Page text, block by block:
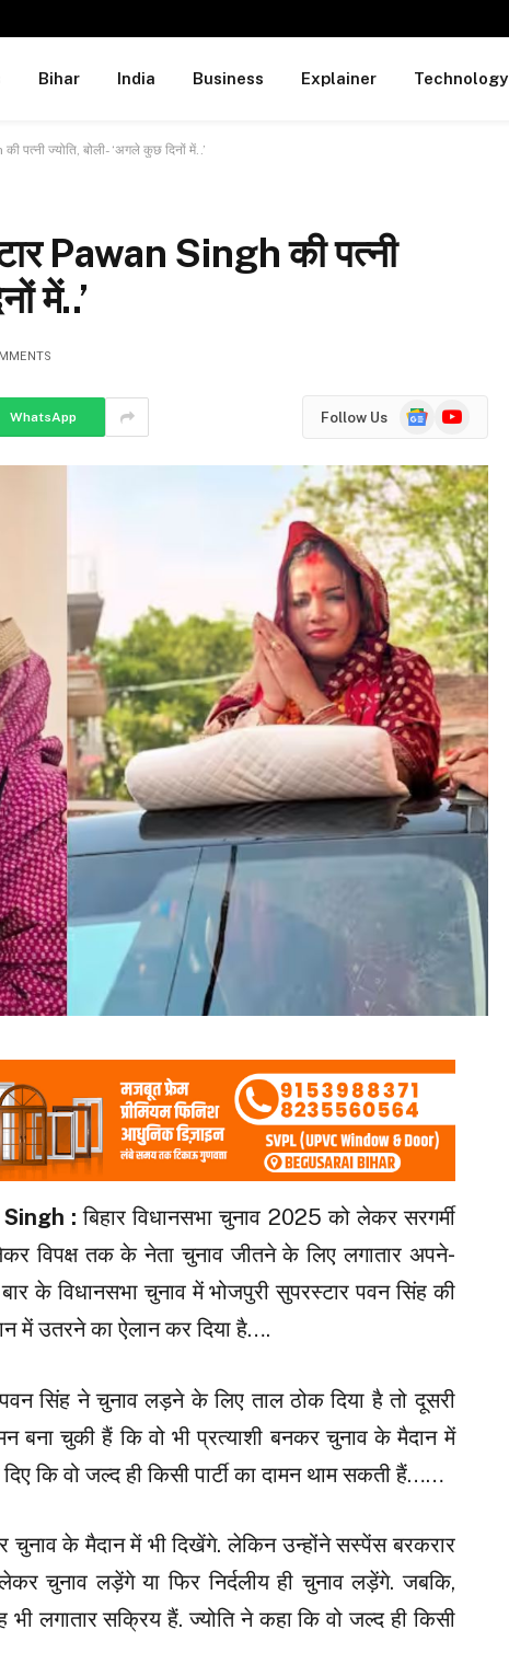
Bihar India Business Explainer Technology
पत्नी ज्योति, बोली- ‘अगले कुछ दिनों में..’
Pawan Singh की पत्नी
में..’
WhatsApp Follow Us
GoogleYouTube
Singh :बिहार विधानसभा चुनाव 2025 को लेकर सरगर्मी
विपक्ष तक के नेता चुनाव जीतने के लिए लगातार अपने-
के विधानसभा चुनाव में भोजपुरी सुपरस्टार पवन सिंह की
में उतरने का ऐलान कर दिया है….
सिंह ने चुनाव लड़ने के लिए ताल ठोक दिया है तो दूसरी
बना चुकी हैं कि वो भी प्रत्याशी बनकर चुनाव के मैदान में
कि वो जल्द ही किसी पार्टी का दामन थाम सकती हैं……
चुनाव के मैदान में भी दिखेंगे. लेकिन उन्होंने सस्पेंस बरकरार
चुनाव लड़ेंगे या फिर निर्दलीय ही चुनाव लड़ेंगे. जबकि,
भी लगातार सक्रिय हैं. ज्योति ने कहा कि वो जल्द ही किसी